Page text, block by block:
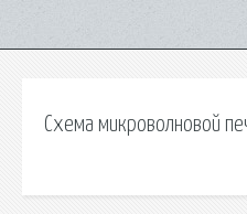
Схема микроволновой